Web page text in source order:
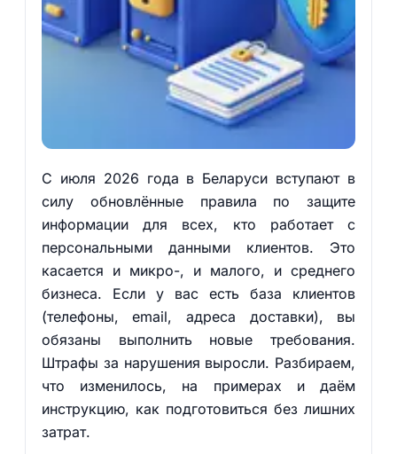
С июля 2026 года в Беларуси вступают в
силу обновлённые правила по защите
информации для всех, кто работает с
персональными данными клиентов. Это
касается и микро-, и малого, и среднего
бизнеса. Если у вас есть база клиентов
(телефоны, email, адреса доставки), вы
обязаны выполнить новые требования.
Штрафы за нарушения выросли. Разбираем,
что изменилось, на примерах и даём
инструкцию, как подготовиться без лишних
затрат.